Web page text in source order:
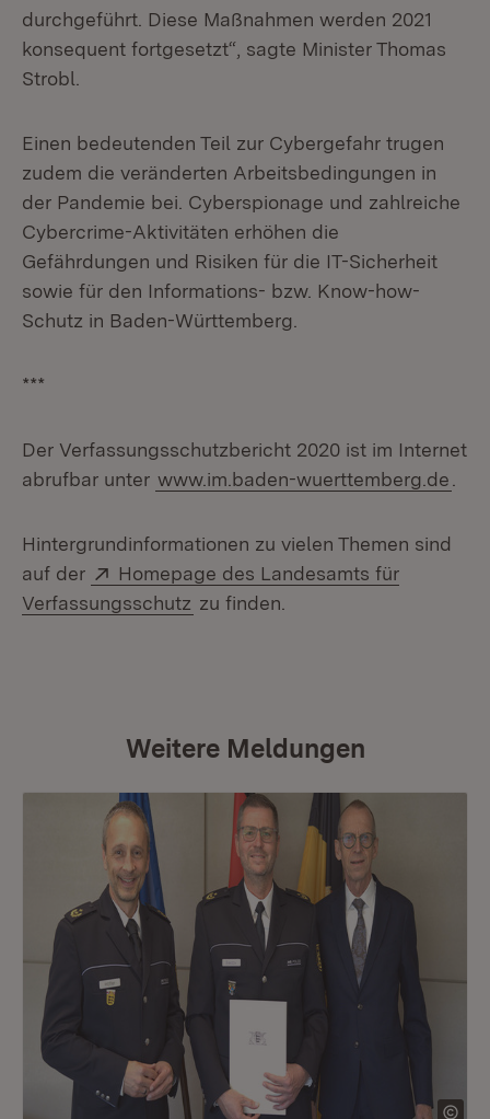
durchgeführt. Diese Maßnahmen werden 2021
konsequent fortgesetzt“, sagte Minister Thomas
Strobl.
Einen bedeutenden Teil zur Cybergefahr trugen
zudem die veränderten Arbeitsbedingungen in
der Pandemie bei. Cyberspionage und zahlreiche
Cybercrime-Aktivitäten erhöhen die
Gefährdungen und Risiken für die IT-Sicherheit
sowie für den Informations- bzw. Know-how-
Schutz in Baden-Württemberg.
***
Der Verfassungsschutzbericht 2020 ist im Internet
abrufbar unter www.im.baden-wuerttemberg.de
Hintergrundinformationen zu vielen Themen sind
auf der
Extern:
Homepage des Landesamts für
Verfassungsschutz (Öffnet in neuem Fenster)
zu finden.
Weitere Meldungen